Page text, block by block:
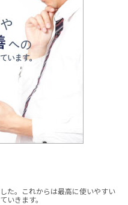
た。これからは最高に使いやすい
いきます。